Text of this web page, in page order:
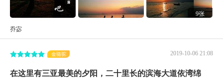
9张
乔宓
2019-10-06 21:08
金骆驼
在这里有三亚最美的夕阳，二十里长的滨海大道依湾绵